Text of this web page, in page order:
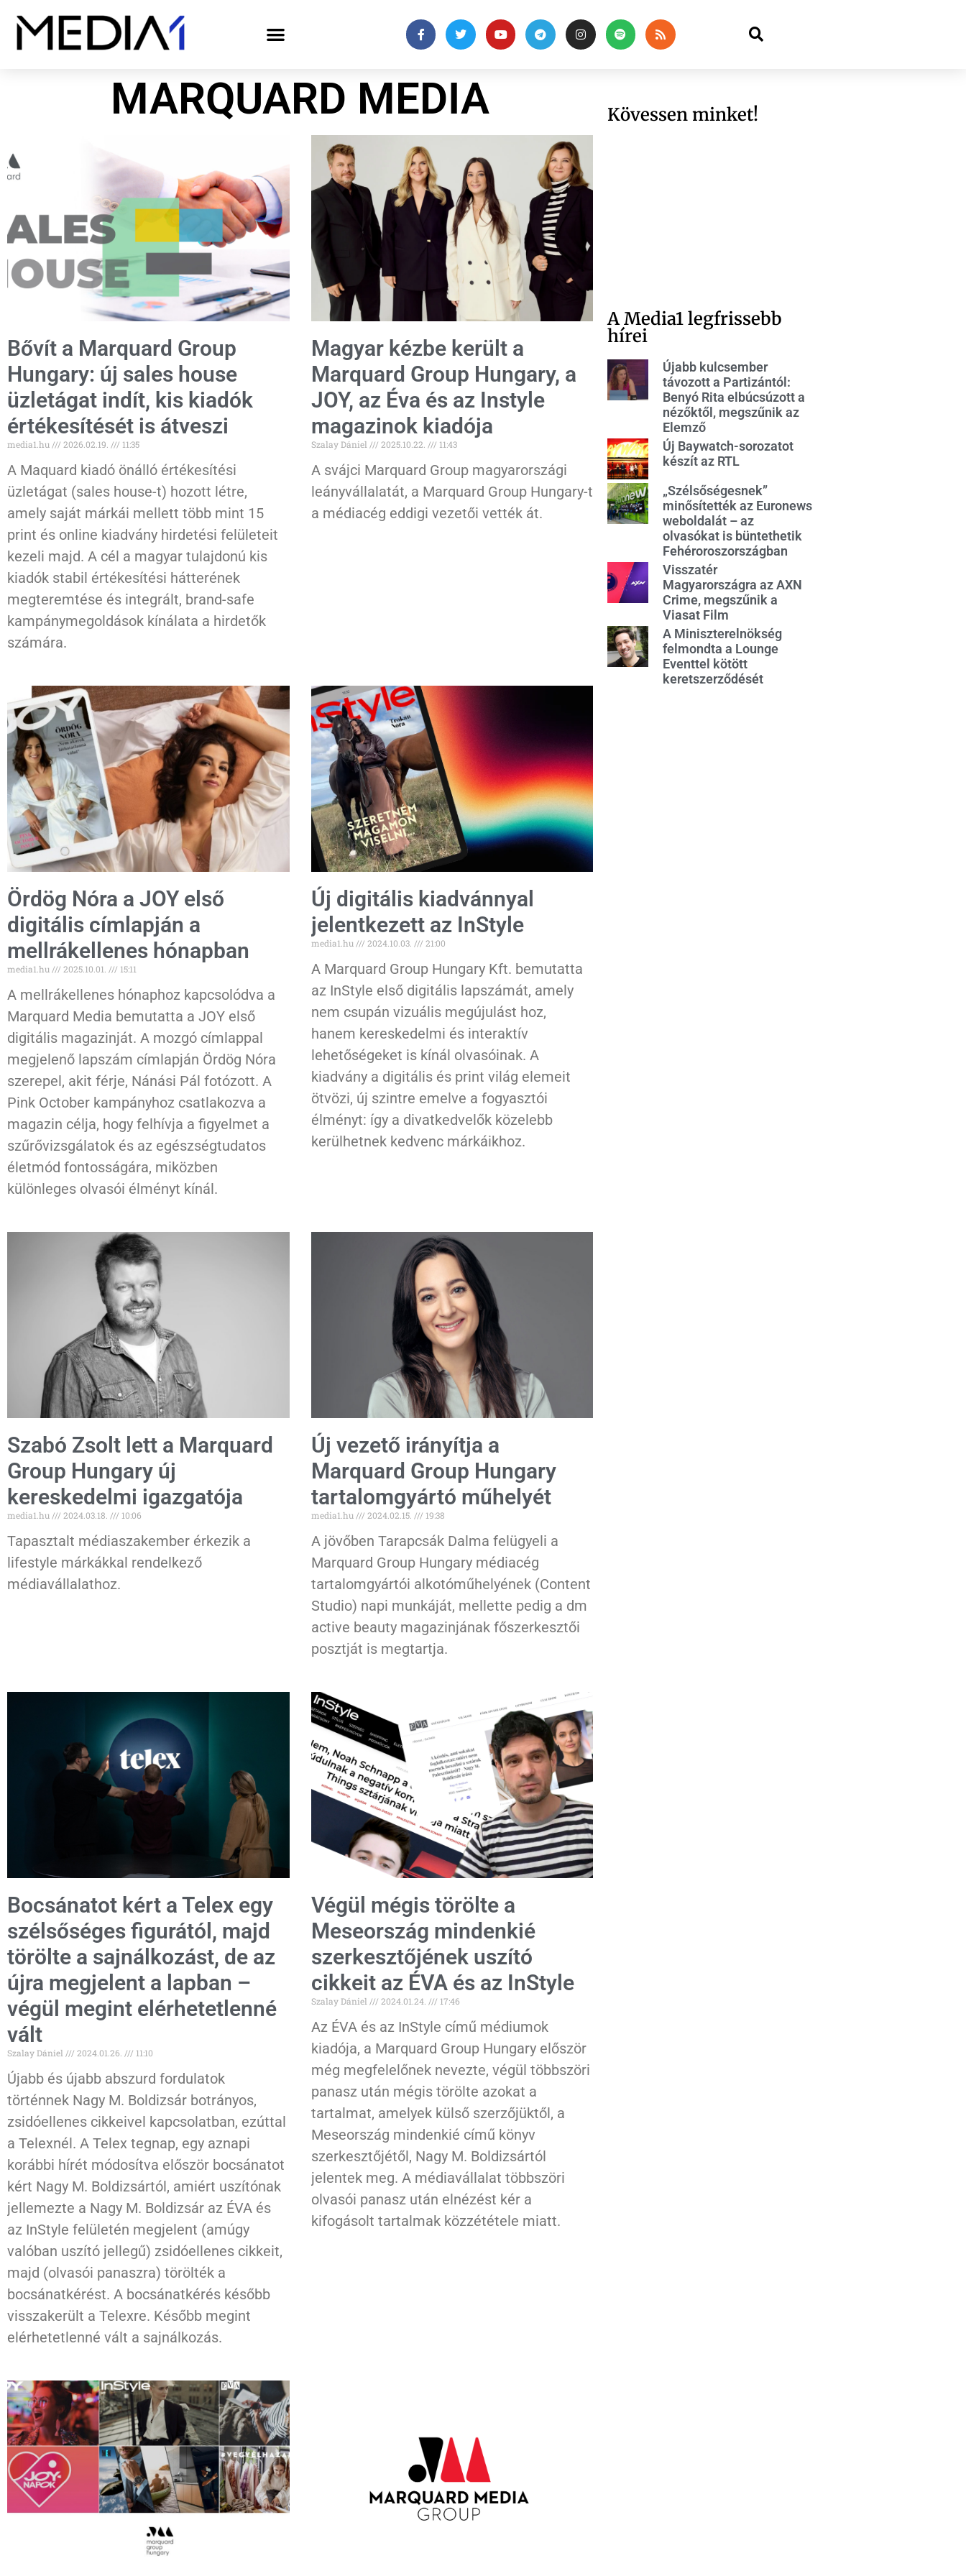
MARQUARD MEDIA
Bővít a Marquard Group
Hungary: új sales house
üzletágat indít, kis kiadók
értékesítését is átveszi
media1.hu 2026.02.19. 11:35
A Maquard kiadó önálló értékesítési
üzletágat (sales house-t) hozott létre,
amely saját márkái mellett több mint 15
print és online kiadvány hirdetési felületeit
kezeli majd. A cél a magyar tulajdonú kis
kiadók stabil értékesítési hátterének
megteremtése és integrált, brand-safe
kampánymegoldások kínálata a hirdetők
számára.
Magyar kézbe került a
Marquard Group Hungary, a
JOY, az Éva és az Instyle
magazinok kiadója
Szalay Dániel 2025.10.22. 11:43
A svájci Marquard Group magyarországi
leányvállalatát, a Marquard Group Hungary-t
a médiacég eddigi vezetői vették át.
Ördög Nóra a JOY első
digitális címlapján a
mellrákellenes hónapban
media1.hu 2025.10.01. 15:11
A mellrákellenes hónaphoz kapcsolódva a
Marquard Media bemutatta a JOY első
digitális magazinját. A mozgó címlappal
megjelenő lapszám címlapján Ördög Nóra
szerepel, akit férje, Nánási Pál fotózott. A
Pink October kampányhoz csatlakozva a
magazin célja, hogy felhívja a figyelmet a
szűrővizsgálatok és az egészségtudatos
életmód fontosságára, miközben
különleges olvasói élményt kínál.
Új digitális kiadvánnyal
jelentkezett az InStyle
media1.hu 2024.10.03. 21:00
A Marquard Group Hungary Kft. bemutatta
az InStyle első digitális lapszámát, amely
nem csupán vizuális megújulást hoz,
hanem kereskedelmi és interaktív
lehetőségeket is kínál olvasóinak. A
kiadvány a digitális és print világ elemeit
ötvözi, új szintre emelve a fogyasztói
élményt: így a divatkedvelők közelebb
kerülhetnek kedvenc márkáikhoz.
Szabó Zsolt lett a Marquard
Group Hungary új
kereskedelmi igazgatója
media1.hu 2024.03.18. 10:06
Tapasztalt médiaszakember érkezik a
lifestyle márkákkal rendelkező
médiavállalathoz.
Új vezető irányítja a
Marquard Group Hungary
tartalomgyártó műhelyét
media1.hu 2024.02.15. 19:38
A jövőben Tarapcsák Dalma felügyeli a
Marquard Group Hungary médiacég
tartalomgyártói alkotóműhelyének (Content
Studio) napi munkáját, mellette pedig a dm
active beauty magazinjának főszerkesztői
posztját is megtartja.
Bocsánatot kért a Telex egy
szélsőséges figurától, majd
törölte a sajnálkozást, de az
újra megjelent a lapban –
végül megint elérhetetlenné
vált
Szalay Dániel 2024.01.26. 11:10
Újabb és újabb abszurd fordulatok
történnek Nagy M. Boldizsár botrányos,
zsidóellenes cikkeivel kapcsolatban, ezúttal
a Telexnél. A Telex tegnap, egy aznapi
korábbi hírét módosítva először bocsánatot
kért Nagy M. Boldizsártól, amiért uszítónak
jellemezte a Nagy M. Boldizsár az ÉVA és
az InStyle felületén megjelent (amúgy
valóban uszító jellegű) zsidóellenes cikkeit,
majd (olvasói panaszra) törölték a
bocsánatkérést. A bocsánatkérés később
visszakerült a Telexre. Később megint
elérhetetlenné vált a sajnálkozás.
Végül mégis törölte a
Meseország mindenkié
szerkesztőjének uszító
cikkeit az ÉVA és az InStyle
Szalay Dániel 2024.01.24. 17:46
Az ÉVA és az InStyle című médiumok
kiadója, a Marquard Group Hungary először
még megfelelőnek nevezte, végül többszöri
panasz után mégis törölte azokat a
tartalmat, amelyek külső szerzőjüktől, a
Meseország mindenkié című könyv
szerkesztőjétől, Nagy M. Boldizsártól
jelentek meg. A médiavállalat többszöri
olvasói panasz után elnézést kér a
kifogásolt tartalmak közzététele miatt.
Kövessen minket!
A Media1 legfrissebb
hírei
Újabb kulcsember
távozott a Partizántól:
Benyó Rita elbúcsúzott a
nézőktől, megszűnik az
Elemző
Új Baywatch-sorozatot
készít az RTL
„Szélsőségesnek”
minősítették az Euronews
weboldalát – az
olvasókat is büntethetik
Fehéroroszországban
Visszatér
Magyarországra az AXN
Crime, megszűnik a
Viasat Film
A Miniszterelnökség
felmondta a Lounge
Eventtel kötött
keretszerződését